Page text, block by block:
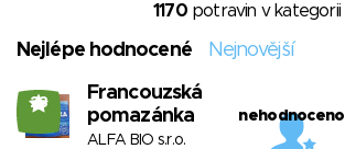
1170potravin v kategorii
Nejlépe hodnocené Nejnovější
23
Francouzská
pomazánka
ALFA BIO s.r.o.
nehodnoceno